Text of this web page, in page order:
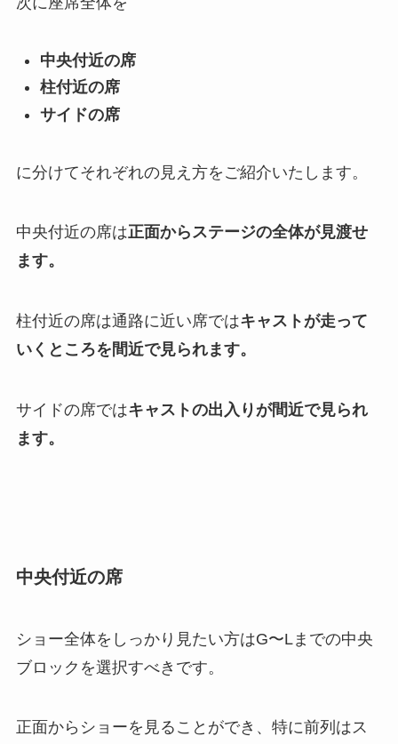
中央付近の席
柱付近の席
サイドの席
に分けてそれぞれの見え方をご紹介いたします。
中央付近の席は正面からステージの全体が見渡せ
ます。
柱付近の席は通路に近い席ではキャストが走って
いくところを間近で見られます。
サイドの席ではキャストの出入りが間近で見られ
ます。
中央付近の席
ショー全体をしっかり見たい方はG〜Lまでの中央
ブロックを選択すべきです。
正面からショーを見ることができ、特に前列はス